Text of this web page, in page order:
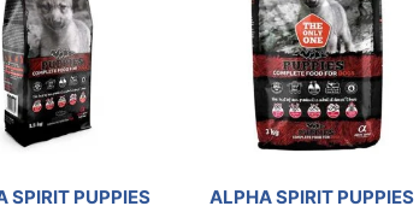
SPIRIT PUPPIES
ALPHA SPIRIT PUPPIES